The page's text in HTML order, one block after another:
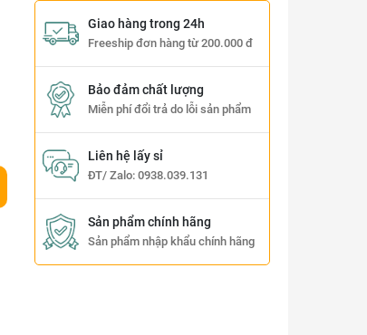
Giao hàng trong 24h
Freeship đơn hàng từ 200.000 đ
Bảo đảm chất lượng
Miễn phí đổi trả do lỗi sản phẩm
Liên hệ lấy sỉ
ĐT/ Zalo: 0938.039.131
Sản phẩm chính hãng
Sản phẩm nhập khẩu chính hãng